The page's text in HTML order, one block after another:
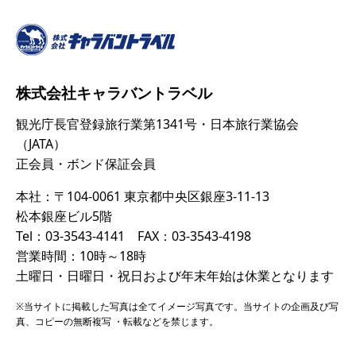
株式会社キャラバントラベル
観光庁長官登録旅行業第1341号・日本旅行業協会
（JATA）
正会員・ボンド保証会員
本社：〒104-0061 東京都中央区銀座3-11-13
松本銀座ビル5階
Tel：03-3543-4141 FAX：03-3543-4198
営業時間：10時～18時
土曜日・日曜日・祝日および年末年始は休業となります
※当サイトに掲載した写真は全てイメージ写真です。当サイトの企画及び写
真、コピーの無断複写 ・転載などを禁じます。